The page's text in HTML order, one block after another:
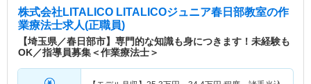
株式会社LITALICO LITALICOジュニア春日部教室の作
業療法士求人(正職員)
【埼玉県／春日部市】専門的な知識も身につきます！未経験も
OK／指導員募集＜作業療法士＞